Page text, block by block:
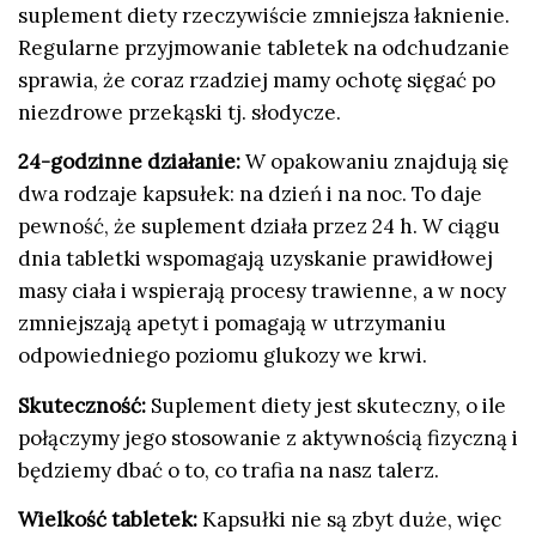
suplement diety rzeczywiście zmniejsza łaknienie.
Regularne przyjmowanie tabletek na odchudzanie
sprawia, że coraz rzadziej mamy ochotę sięgać po
niezdrowe przekąski tj. słodycze.
24-godzinne działanie:W opakowaniu znajdują się
dwa rodzaje kapsułek: na dzień i na noc. To daje
pewność, że suplement działa przez 24 h. W ciągu
dnia tabletki wspomagają uzyskanie prawidłowej
masy ciała i wspierają procesy trawienne, a w nocy
zmniejszają apetyt i pomagają w utrzymaniu
odpowiedniego poziomu glukozy we krwi.
Skuteczność: Suplement diety jest skuteczny, o ile
połączymy jego stosowanie z aktywnością fizyczną i
będziemy dbać o to, co trafia na nasz talerz.
Wielkość tabletek:Kapsułki nie są zbyt duże, więc